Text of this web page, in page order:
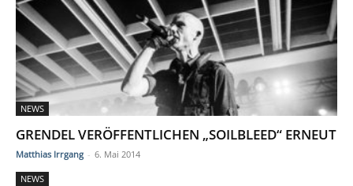
NEWS
GRENDEL VERÖFFENTLICHEN „SOILBLEED“ ERNEUT
Matthias Irrgang - 6. Mai 2014
NEWS